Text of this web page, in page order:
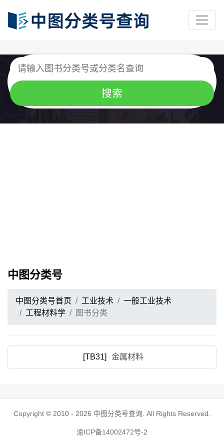
中图分类号
中图分类号首页 工业技术
一般工业技术
工程材料学
图书分类
[TB31] 金属材料
Copyright © 2010 - 2026 中图分类号查询 . All Rights Reserved.
渝ICP备14002472号-2